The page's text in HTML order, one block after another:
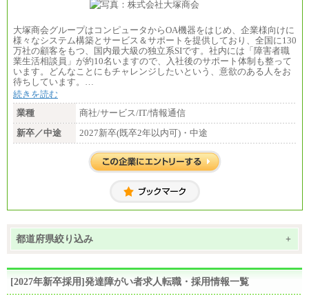
大塚商会グループはコンピュータからOA機器をはじめ、企業様向けに
様々なシステム構築とサービス＆サポートを提供しており、全国に130
万社の顧客をもつ、国内最大級の独立系SIです。社内には「障害者職
業生活相談員」が約10名いますので、入社後のサポート体制も整って
います。どんなことにもチャレンジしたいという、意欲のある人をお
待ちしています。…
続きを読む
業種
商社/サービス/IT/情報通信
新卒／中途
2027新卒(既卒2年以内可)・中途
都道府県絞り込み +
[2027年新卒採用]発達障がい者求人転職・採用情報一覧